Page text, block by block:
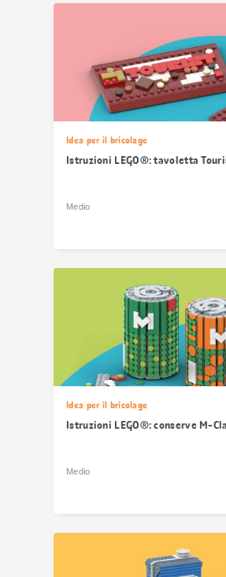
Idea per il bricolage
Istruzioni LEGO®: tavoletta
Medio
Idea per il bricolage
Istruzioni LEGO®: conserve M-
Medio